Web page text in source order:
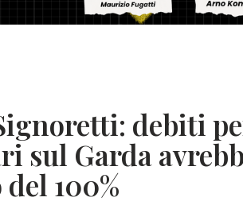
debiti
sul Garda
100%